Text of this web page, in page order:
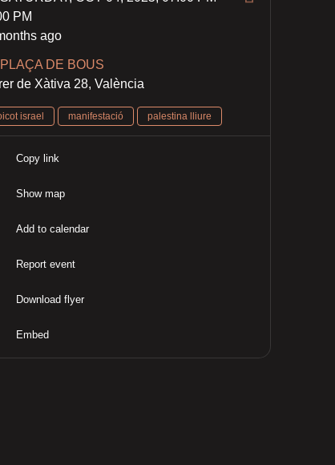
PM
ago
PLAÇA DE BOUS
de Xàtiva 28, València
israel manifestació palestina lliure
Copy link
Show map
Add to calendar
Report event
Download flyer
Embed